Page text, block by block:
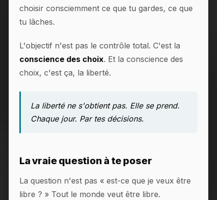
choisir consciemment ce que tu gardes, ce que
tu lâches.
L'objectif n'est pas le contrôle total. C'est la
conscience des choix. Et la conscience des
choix, c'est ça, la liberté.
La liberté ne s'obtient pas. Elle se prend.
Chaque jour. Par tes décisions.
La vraie question à te poser
La question n'est pas « est-ce que je veux être
libre ? » Tout le monde veut être libre.